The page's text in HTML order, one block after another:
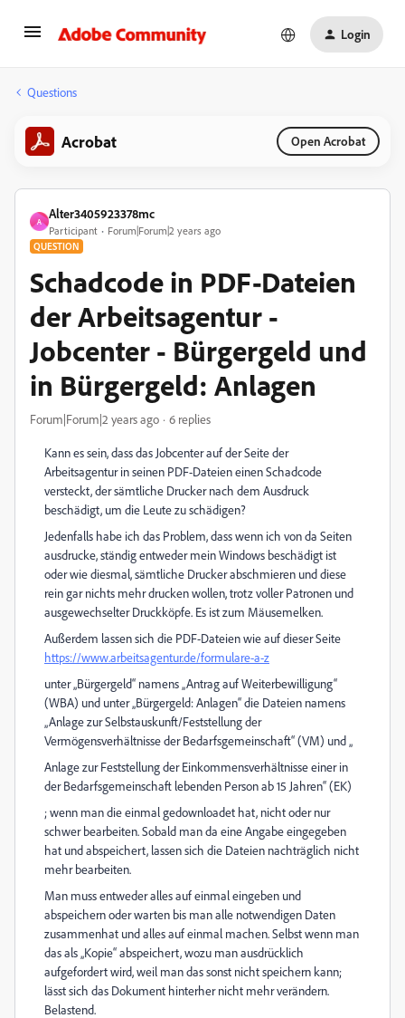
Login
Questions
Acrobat Open Acrobat
A
Alter3405923378mc
Participant Forum|Forum|2 years ago
QUESTION
Schadcode in PDF-Dateien
der Arbeitsagentur -
Jobcenter - Bürgergeld und
in Bürgergeld: Anlagen
Forum|Forum|2 years ago 6 replies
Kann es sein, dass das Jobcenter auf der Seite der
Arbeitsagentur in seinen PDF-Dateien einen Schadcode
versteckt, der sämtliche Drucker nach dem Ausdruck
beschädigt, um die Leute zu schädigen?
Jedenfalls habe ich das Problem, dass wenn ich von da Seiten
ausdrucke, ständig entweder mein Windows beschädigt ist
oder wie diesmal, sämtliche Drucker abschmieren und diese
rein gar nichts mehr drucken wollen, trotz voller Patronen und
ausgewechselter Druckköpfe. Es ist zum Mäusemelken.
Außerdem lassen sich die PDF-Dateien wie auf dieser Seite
https://www.arbeitsagentur.de/formulare-a-z
unter „Bürgergeld“ namens „Antrag auf Weiterbewilligung“
(WBA) und unter „Bürgergeld: Anlagen“ die Dateien namens
„Anlage zur Selbstauskunft/Feststellung der
Vermögensverhältnisse der Bedarfsgemeinschaft“ (VM) und „
Anlage zur Feststellung der Einkommensverhältnisse einer in
der Bedarfsgemeinschaft lebenden Person ab 15 Jahren“ (EK)
; wenn man die einmal gedownloadet hat, nicht oder nur
schwer bearbeiten. Sobald man da eine Angabe eingegeben
hat und abspeichert, lassen sich die Dateien nachträglich nicht
mehr bearbeiten.
Man muss entweder alles auf einmal eingeben und
abspeichern oder warten bis man alle notwendigen Daten
zusammenhat und alles auf einmal machen. Selbst wenn man
das als „Kopie“ abspeichert, wozu man ausdrücklich
aufgefordert wird, weil man das sonst nicht speichern kann;
lässt sich das Dokument hinterher nicht mehr verändern.
Belastend.